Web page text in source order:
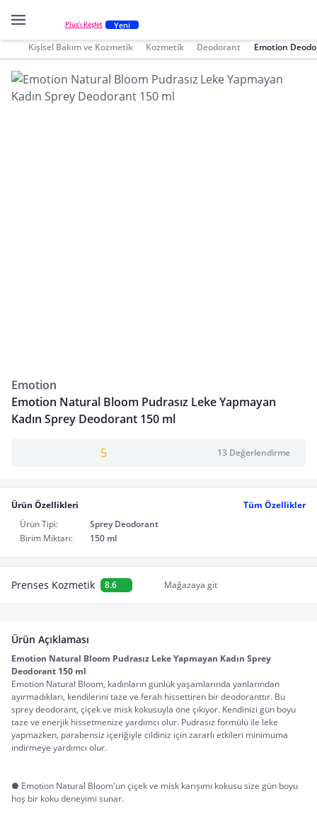
Plus'ı Keşfet Yeni
Kişisel Bakım ve Kozmetik Kozmetik Deodorant Emotion
Emotion
Emotion Natural Bloom Pudrasız Leke Yapmayan
Kadın Sprey Deodorant 150 ml
5 13 Değerlendirme
Ürün Özellikleri
Tüm Özellikler
Ürün Tipi:
Sprey Deodorant
Birim Miktarı:
150 ml
Prenses Kozmetik 8.6 Mağazaya git
Ürün Açıklaması
Emotion Natural Bloom Pudrasız Leke Yapmayan Kadın Sprey
Deodorant 150 ml
Emotion Natural Bloom, kadınların günlük yaşamlarında yanlarından
ayırmadıkları, kendilerini taze ve ferah hissettiren bir deodoranttır. Bu
sprey deodorant, çiçek ve misk kokusuyla öne çıkıyor. Kendinizi gün boyu
taze ve enerjik hissetmenize yardımcı olur. Pudrasız formülü ile leke
yapmazken, parabensiz içeriğiyle cildiniz için zararlı etkileri minimuma
indirmeye yardımcı olur.
● Emotion Natural Bloom'un çiçek ve misk karışımı kokusu size gün boyu
hoş bir koku deneyimi sunar.